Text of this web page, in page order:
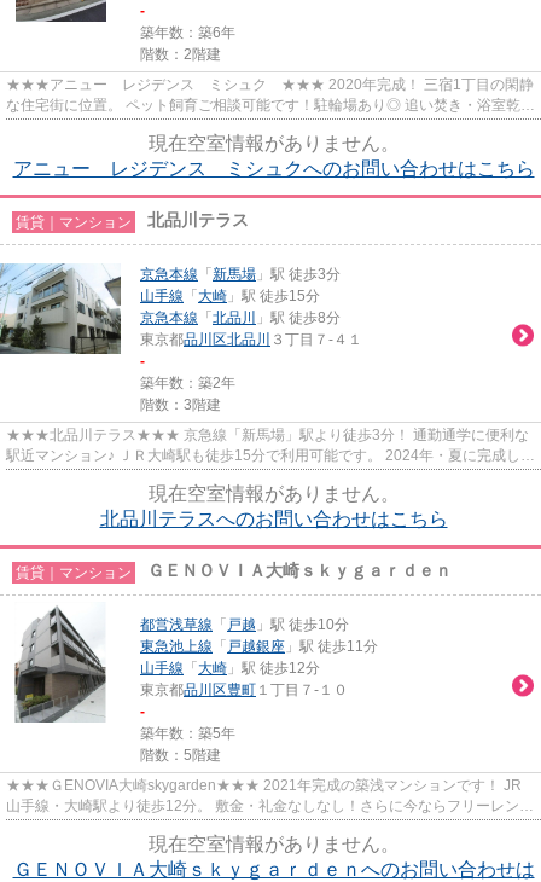
-
築年数：築6年
階数：2階建
★★★アニュー レジデンス ミシュク ★★★ 2020年完成！ 三宿1丁目の閑静
な住宅街に位置。 ペット飼育ご相談可能です！駐輪場あり◎ 追い焚き・浴室乾燥
現在空室情報がありません。
アニュー レジデンス ミシュクへのお問い合わせはこちら
賃貸｜マンション 北品川テラス
京急本線 「 新馬場 」駅 徒歩3分
山手線 「 大崎 」駅 徒歩15分
京急本線 「 北品川
」駅 徒歩8分
東京都品川区北品川 ３丁目７-４１
-
築年数：築2年
階数：3階建
★★★北品川テラス★★★ 京急線「新馬場」駅より徒歩3分！ 通勤通学に便利な
駅近マンション♪ ＪＲ大崎駅も徒歩15分で利用可能です。 2024年・夏に完成した
現在空室情報がありません。
北品川テラスへのお問い合わせはこちら
賃貸｜マンション ＧＥＮＯＶＩＡ大崎ｓｋｙｇａｒｄｅｎ
都営浅草線 「 戸越 」駅 徒歩10分
東急池上線 「 戸越銀座 」駅 徒歩11分
山手線 「 大崎 」駅 徒歩12分
東京都品川区豊町 １丁目７-１０
-
築年数：築5年
階数：5階建
★★★ＧENOVIA大崎skygarden★★★ 2021年完成の築浅マンションです！ JR
山手線・大崎駅より徒歩12分。 敷金・礼金なしなし！さらに今ならフリーレント
現在空室情報がありません。
ＧＥＮＯＶＩＡ大崎ｓｋｙｇａｒｄｅｎへのお問い合わせは